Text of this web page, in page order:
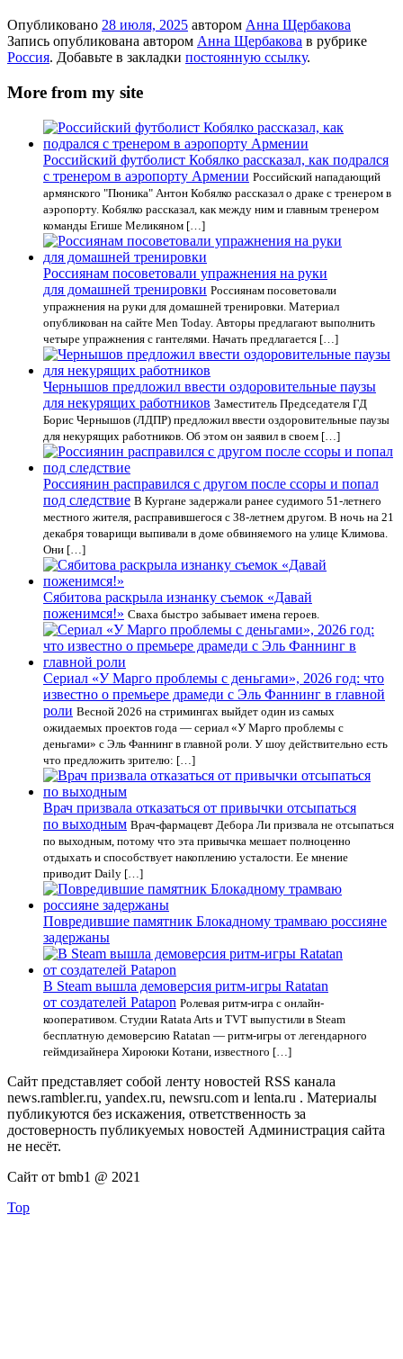
Опубликовано 28 июля, 2025 автором Анна Щербакова
Запись опубликована автором Анна Щербакова в рубрике
Россия. Добавьте в закладки постоянную ссылку.
More from my site
Российский футболист Кобялко рассказал, как подрался
с тренером в аэропорту Армении Российский нападающий
армянского "Пюника" Антон Кобялко рассказал о драке с тренером в
аэропорту. Кобялко рассказал, как между ним и главным тренером
команды Егише Меликяном […]
Россиянам посоветовали упражнения на руки
для домашней тренировки Россиянам посоветовали
упражнения на руки для домашней тренировки. Материал
опубликован на сайте Men Today. Авторы предлагают выполнить
четыре упражнения с гантелями. Начать предлагается […]
Чернышов предложил ввести оздоровительные паузы
для некурящих работников Заместитель Председателя ГД
Борис Чернышов (ЛДПР) предложил ввести оздоровительные паузы
для некурящих работников. Об этом он заявил в своем […]
Россиянин расправился с другом после ссоры и попал
под следствие В Кургане задержали ранее судимого 51-летнего
местного жителя, расправившегося с 38-летнем другом. В ночь на 21
декабря товарищи выпивали в доме обвиняемого на улице Климова.
Они […]
Сябитова раскрыла изнанку съемок «Давай
поженимся!» Сваха быстро забывает имена героев.
Сериал «У Марго проблемы с деньгами», 2026 год: что
известно о премьере драмеди с Эль Фаннинг в главной
роли Весной 2026 на стримингах выйдет один из самых
ожидаемых проектов года — сериал «У Марго проблемы с
деньгами» с Эль Фаннинг в главной роли. У шоу действительно есть
что предложить зрителю: […]
Врач призвала отказаться от привычки отсыпаться
по выходным Врач-фармацевт Дебора Ли призвала не отсыпаться
по выходным, потому что эта привычка мешает полноценно
отдыхать и способствует накоплению усталости. Ее мнение
приводит Daily […]
Повредившие памятник Блокадному трамваю россияне
задержаны
В Steam вышла демоверсия ритм-игры Ratatan
от создателей Patapon Ролевая ритм-игра с онлайн-
кооперативом. Студии Ratata Arts и TVT выпустили в Steam
бесплатную демоверсию Ratatan — ритм-игры от легендарного
геймдизайнера Хироюки Котани, известного […]
Сайт представляет собой ленту новостей RSS канала
news.rambler.ru, yandex.ru, newsru.com и lenta.ru . Материалы
публикуются без искажения, ответственность за
достоверность публикуемых новостей Администрация сайта
не несёт.
Сайт от bmb1 @ 2021
Top